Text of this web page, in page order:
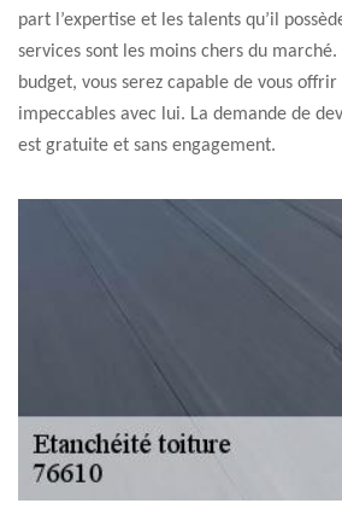
part l’expertise et les talents qu’il
services sont les moins chers du
budget, vous serez capable de vous
impeccables avec lui. La demande de
est gratuite et sans engagement.